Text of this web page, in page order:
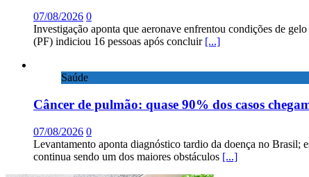
07/08/2026 0
Investigação aponta que aeronave enfrentou condições de
(PF) indiciou 16 pessoas após concluir [...]
Saúde
Câncer de pulmão: quase 90% dos casos
07/08/2026 0
Levantamento aponta diagnóstico tardio da doença no Brasil;
continua sendo um dos maiores obstáculos [...]